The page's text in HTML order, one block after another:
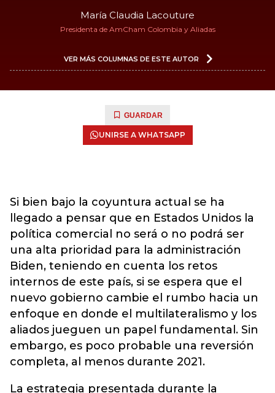
María Claudia Lacouture
Presidenta de AmCham Colombia y Aliadas
VER MÁS COLUMNAS DE ESTE AUTOR
GUARDAR
UNIRSE A WHATSAPP
Si bien bajo la coyuntura actual se ha
llegado a pensar que en Estados Unidos la
política comercial no será o no podrá ser
una alta prioridad para la administración
Biden, teniendo en cuenta los retos
internos de este país, si se espera que el
nuevo gobierno cambie el rumbo hacia un
enfoque en donde el multilateralismo y los
aliados jueguen un papel fundamental. Sin
embargo, es poco probable una reversión
completa, al menos durante 2021.
La estrategia presentada durante la